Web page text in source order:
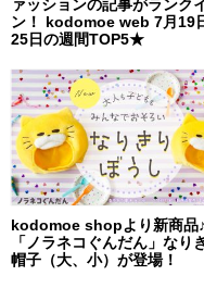
ァッションの記事がランク
ン！ kodomoe web 7月19
25日の週間TOP5★
kodomoe shopより新商品♪
「ノラネコぐんだん」なり
帽子（大、小）が登場！